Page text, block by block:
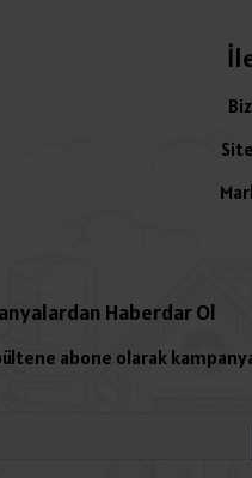
Haberdar Ol
abone olarak